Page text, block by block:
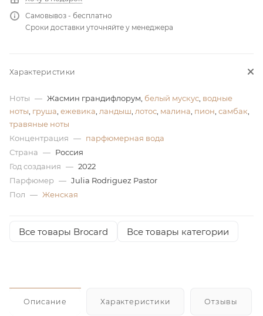
Самовывоз - бесплатно
Сроки доставки уточняйте у менеджера
Характеристики
Ноты — Жасмин грандифлорум, белый мускус водные
ноты груша ежевика ландыш лотос малина пион самбак
травяные ноты
Концентрация — парфюмерная вода
Страна — Россия
Год создания — 2022
Парфюмер — Julia Rodriguez Pastor
Пол — Женская
Все товары Brocard Все товары категории
Описание Характеристики Отзывы